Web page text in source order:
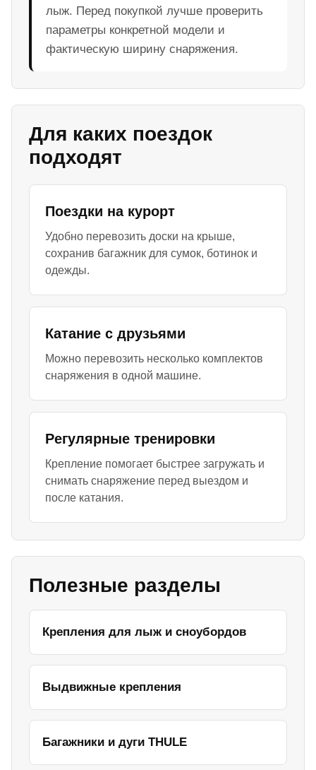
лыж. Перед покупкой лучше проверить
параметры конкретной модели и
фактическую ширину снаряжения.
Для каких поездок
подходят
Поездки на курорт
Удобно перевозить доски на крыше,
сохранив багажник для сумок, ботинок и
одежды.
Катание с друзьями
Можно перевозить несколько комплектов
снаряжения в одной машине.
Регулярные тренировки
Крепление помогает быстрее загружать и
снимать снаряжение перед выездом и
после катания.
Полезные разделы
Крепления для лыж и сноубордов
Выдвижные крепления
Багажники и дуги THULE